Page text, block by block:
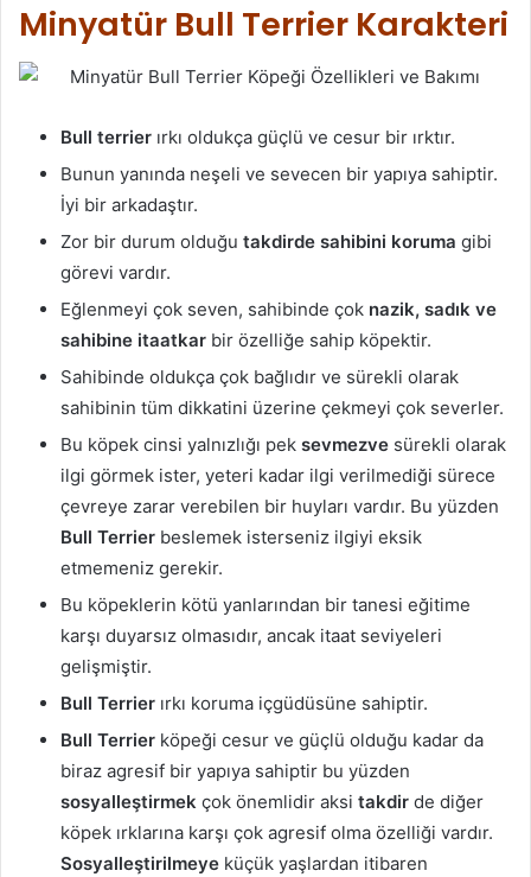
Minyatür Bull Terrier Karakteri
Bull terrier ırkı oldukça güçlü ve cesur bir ırktır.
Bunun yanında neşeli ve sevecen bir yapıya sahiptir.
İyi bir arkadaştır.
Zor bir durum olduğu takdirde sahibini koruma gibi
görevi vardır.
Eğlenmeyi çok seven, sahibinde çok nazik, sadık ve
sahibine itaatkar bir özelliğe sahip köpektir.
Sahibinde oldukça çok bağlıdır ve sürekli olarak
sahibinin tüm dikkatini üzerine çekmeyi çok severler.
Bu köpek cinsi yalnızlığı pek sevmezve sürekli olarak
ilgi görmek ister, yeteri kadar ilgi verilmediği sürece
çevreye zarar verebilen bir huyları vardır. Bu yüzden
Bull Terrier beslemek isterseniz ilgiyi eksik
etmemeniz gerekir.
Bu köpeklerin kötü yanlarından bir tanesi eğitime
karşı duyarsız olmasıdır, ancak itaat seviyeleri
gelişmiştir.
Bull Terrier ırkı koruma içgüdüsüne sahiptir.
Bull Terrier köpeği cesur ve güçlü olduğu kadar da
biraz agresif bir yapıya sahiptir bu yüzden
sosyalleştirmek çok önemlidir aksi takdir de diğer
köpek ırklarına karşı çok agresif olma özelliği vardır.
Sosyalleştirilmeye küçük yaşlardan itibaren